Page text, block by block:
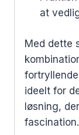
at
Med dette
ideelt for
løsning,
fascination.